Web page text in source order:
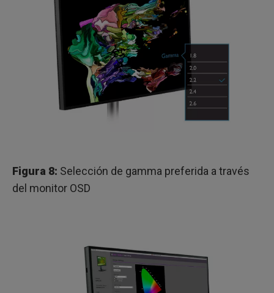
Figura 8: Selección de gamma preferida a través
del monitor OSD